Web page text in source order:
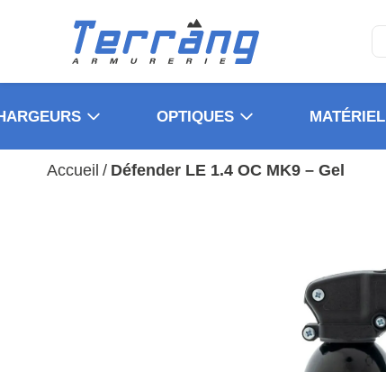
OPTIQUES MATÉRIEL
Accueil / Défender LE 1.4 OC MK9 – Gel